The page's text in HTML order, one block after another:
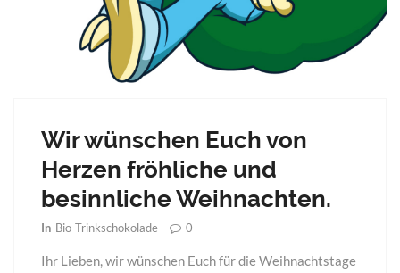
Wir wünschen Euch von
Herzen fröhliche und
besinnliche Weihnachten.
In Bio-Trinkschokolade 0
Ihr Lieben, wir wünschen Euch für die Weihnachtstage